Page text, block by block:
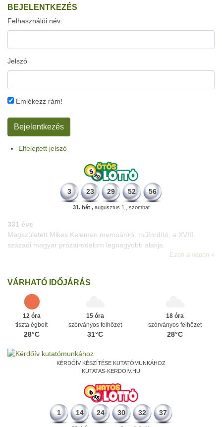
BEJELENTKEZÉS
Felhasználói név:
Jelszó
Emlékezz rám!
Elfelejtett jelszó
3 23 29 52 56
31. hét ,augusztus 1., szombat
331 éve
Megszületett Mikes Kelemen memoáríró, műfordító, a XVIII.
századi magyar prózairodalom legnagyobb alakja.
Ezen a napon
VÁRHATÓ IDŐJÁRÁS
12 óra
tiszta égbolt
28°C
15 óra
szórványos felhőzet
31°C
18 óra
szórványos felhőzet
28°C
KÉRDŐÍV KÉSZÍTÉSE KUTATÓMUNKÁHOZ
KUTATAS-KERDOIV.HU
1 14 24 30 32 37